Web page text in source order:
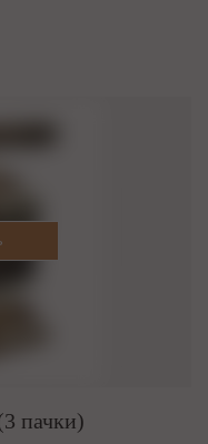
пачки)